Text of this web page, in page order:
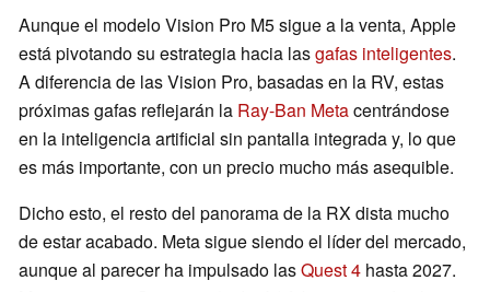
Aunque el modelo Vision Pro M5 sigue a la venta, Apple
está pivotando su estrategia hacia lasgafas inteligentes.
A diferencia de las Vision Pro, basadas en la RV, estas
próximas gafas reflejarán la Ray-Ban Metacentrándose
en la inteligencia artificial sin pantalla integrada y, lo que
es más importante, con un precio mucho más asequible.
Dicho esto, el resto del panorama de la RX dista mucho
de estar acabado. Meta sigue siendo el líder del mercado,
aunque al parecer ha impulsado lasQuest 4 hasta 2027.